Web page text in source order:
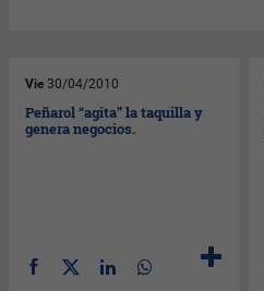
Vie 30/04/2010
Peñarol “agita” la taquilla y
genera negocios.